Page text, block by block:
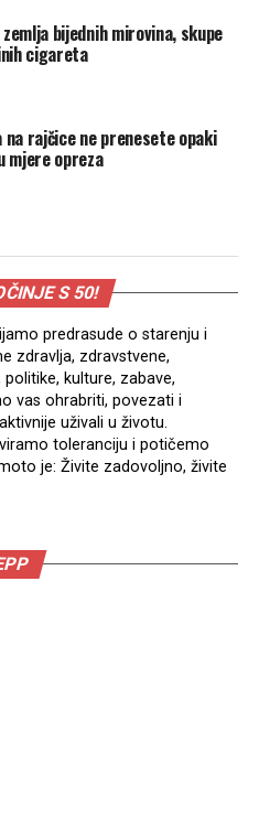
bijednih mirovina, skupe
cigareta
na rajčice ne prenesete opaki
mjere opreza
S 50!
predrasude o starenju i
zdravlja, zdravstvene,
kulture, zabave,
vas ohrabriti, povezati i
uživali u životu.
toleranciju i potičemo
je: Živite zadovoljno, živite